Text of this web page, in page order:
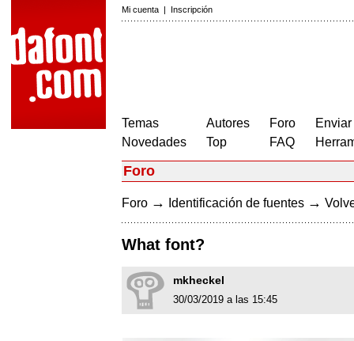
Mi cuenta | Inscripción
Temas
Novedades
Autores
Top
Foro
FAQ
Foro
Foro → Identificación de fuentes →
What font?
mkheckel
30/03/2019 a las 15:45